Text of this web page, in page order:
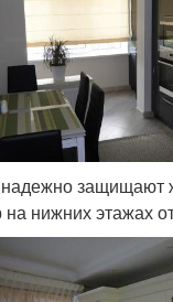
защищают
нижних этажах